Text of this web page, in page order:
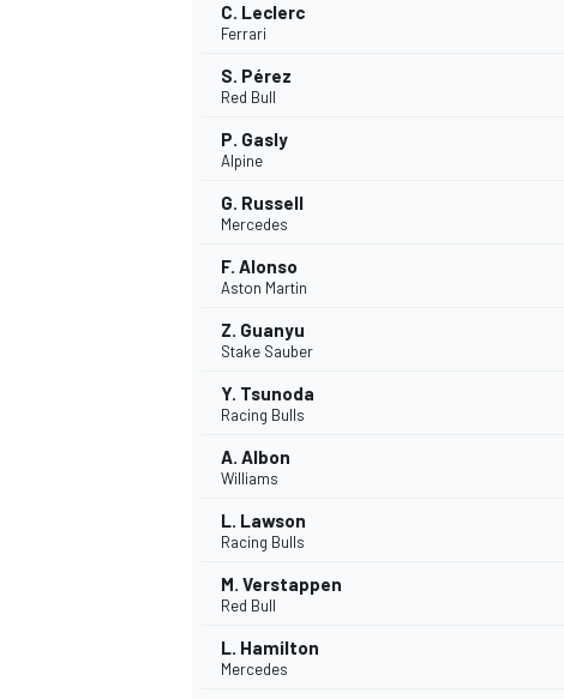
C. Leclerc
Ferrari
S. Pérez
Red Bull
P. Gasly
Alpine
G. Russell
Mercedes
F. Alonso
Aston Martin
Z. Guanyu
Stake Sauber
Y. Tsunoda
Racing Bulls
A. Albon
Williams
L. Lawson
Racing Bulls
M. Verstappen
Red Bull
L. Hamilton
Mercedes